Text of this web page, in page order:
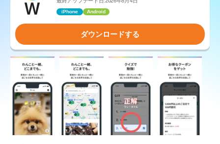
iPhone Android
ダウンロードする